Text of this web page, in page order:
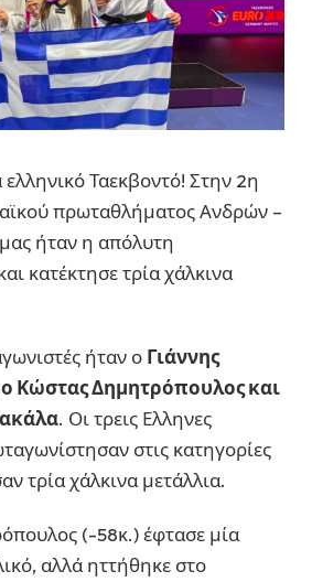
ελληνικό Ταεκβοντό! Στην 2η
πρωταθλήματος Ανδρών –
ήταν η απόλυτη
κατέκτησε τρία χάλκινα
ήταν ο Γιάννης
Κώστας Δημητρόπουλος και
. Οι τρεις Ελληνες
στις κατηγορίες
τρία χάλκινα μετάλλια.
(-58κ.) έφτασε μία
αλλά ηττήθηκε στο